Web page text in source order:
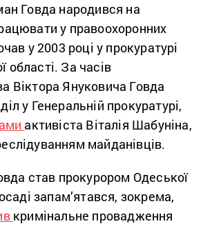
Говда народився на
у правоохоронних
у 2003 році у прокуратурі
області. За часів
Віктора Януковича Говда
у Генеральній прокуратурі,
активіста Віталія Шабуніна,
майданівців.
став прокурором Одеської
запам’ятався, зокрема,
кримінальне провадження